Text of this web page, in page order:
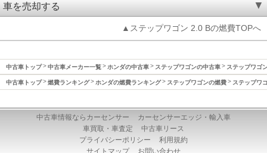
車を売却する
▲ステップワゴン 2.0 Bの燃費TOPへ
中古車トップ 中古車メーカー一覧 ホンダの中古車 ステップワゴンの中古車 ステップワゴ
中古車トップ 燃費ランキング ホンダの燃費ランキング ステップワゴンの燃費 ステップワ
中古車情報ならカーセンサー
カーセンサーエッジ・輸入車
車買取・車査定
中古車リース
プライバシーポリシー
利用規約
サイトマップ
お問い合わせ